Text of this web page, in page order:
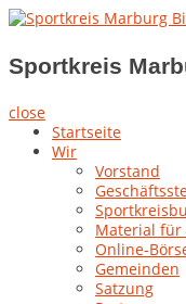
Skip
content
Sportkreis Marburg
Sportkreis
close
Startseite
Wir
Vorstand
Material für
Online-
Gemeinden
Satzung